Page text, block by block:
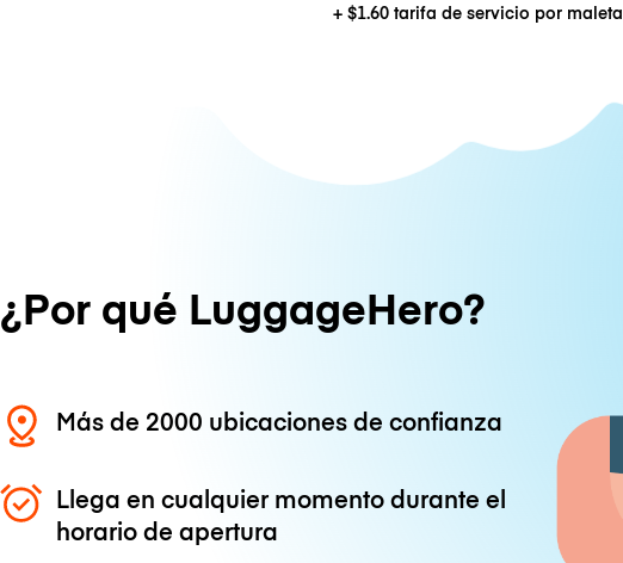
+ $1.60tarifa de servicio por maleta
¿Por qué LuggageHero?
Más de 2000 ubicaciones de confianza
Llega en cualquier momento durante el
horario de apertura